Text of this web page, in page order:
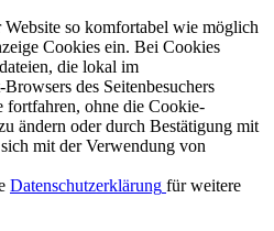
so komfortabel wie möglich
Cookies ein. Bei Cookies
die lokal im
des Seitenbesuchers
fortfahren, ohne die Cookie-
ändern oder durch Bestätigung mit
mit der Verwendung von
Datenschutzerklärung für weitere